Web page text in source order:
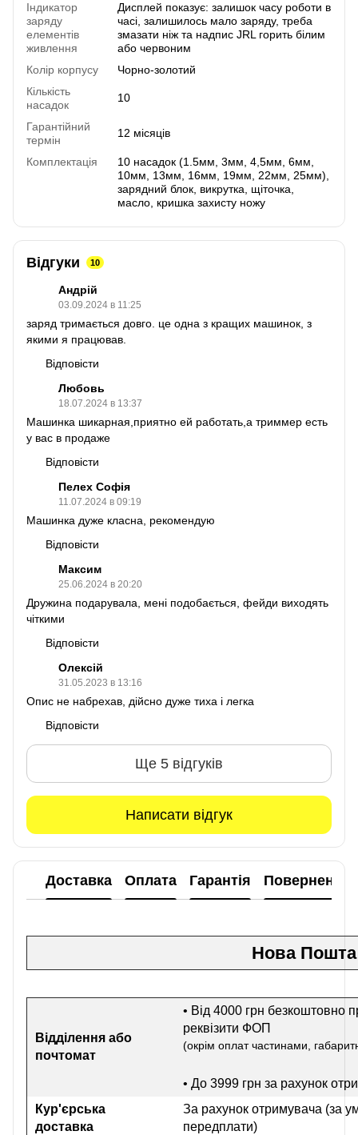
Індикатор
заряду
елементів
живлення
Дисплей показує: залишок часу роботи в
часі, залишилось мало заряду, треба
змазати ніж та надпис JRL горить білим
або червоним
Колір корпусу
Чорно-золотий
Кількість
насадок
10
Гарантійний
термін
12 місяців
Комплектація
10 насадок (1.5мм, 3мм, 4,5мм, 6мм,
10мм, 13мм, 16мм, 19мм, 22мм, 25мм),
зарядний блок, викрутка, щіточка,
масло, кришка захисту ножу
Відгуки 10
Андрій
03.09.2024 в 11:25
заряд тримається довго. це одна з кращих машинок, з
якими я працював.
Відповісти
Любовь
18.07.2024 в 13:37
Машинка шикарная,приятно ей работать,а триммер есть
у вас в продаже
Відповісти
Пелех Софія
11.07.2024 в 09:19
Машинка дуже класна, рекомендую
Відповісти
Максим
25.06.2024 в 20:20
Дружина подарувала, мені подобається, фейди виходять
чіткими
Відповісти
Олексій
31.05.2023 в 13:16
Опис не набрехав, дійсно дуже тиха і легка
Відповісти
Ще 5 відгуків
Написати відгук
Доставка Оплата Гарантія Повернення
Нова Пошта
Відділення або
почтомат
• Від 4000 грн безкоштовно
реквізити ФОП
(окрім оплат частинами,
• До 3999 грн за рахунок
Кур'єрська
доставка
За рахунок отримувача (за
передплати)